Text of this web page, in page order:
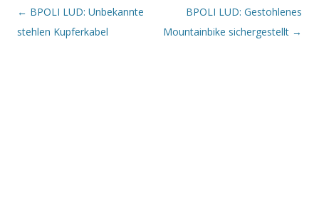
Beitrags-Navigation
← BPOLI LUD: Unbekannte
stehlen Kupferkabel
BPOLI LUD: Gestohlenes
Mountainbike sichergestellt →